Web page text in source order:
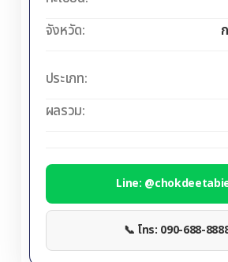
จังหวัด:
ประเภท:
ผลรวม:
Line:
📞 โทร: 090-688-